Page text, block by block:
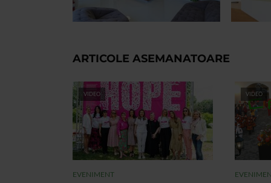
ARTICOLE ASEMANATOARE
VIDEO
EVENIMENT
VIDEO